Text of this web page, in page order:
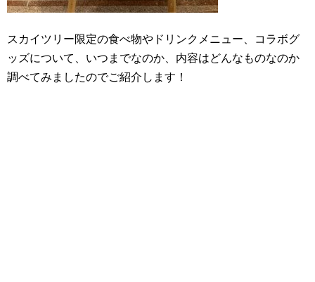
スカイツリー限定の食べ物やドリンクメニュー、コラボグ
ッズについて、いつまでなのか、内容はどんなものなのか
調べてみましたのでご紹介します！